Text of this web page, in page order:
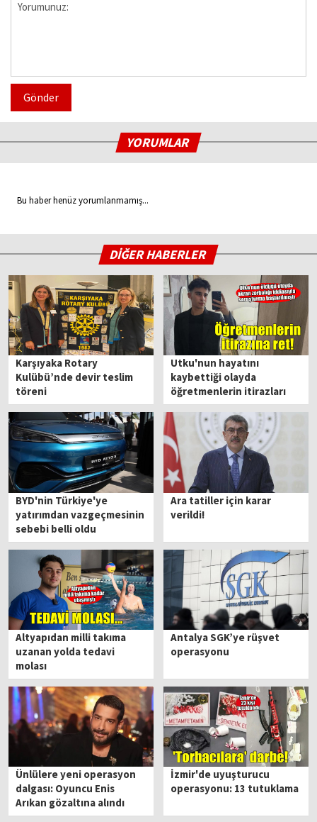
Gönder
YORUMLAR
Bu haber henüz yorumlanmamış...
DİĞER HABERLER
Karşıyaka Rotary
Kulübü’nde devir teslim
töreni
Utku'nun hayatını
kaybettiği olayda
öğretmenlerin itirazları
reddedildi
BYD'nin Türkiye'ye
yatırımdan vazgeçmesinin
sebebi belli oldu
Ara tatiller için karar
verildi!
Altyapıdan milli takıma
uzanan yolda tedavi
molası
Antalya SGK’ye rüşvet
operasyonu
Ünlülere yeni operasyon
dalgası: Oyuncu Enis
Arıkan gözaltına alındı
İzmir'de uyuşturucu
operasyonu: 13 tutuklama